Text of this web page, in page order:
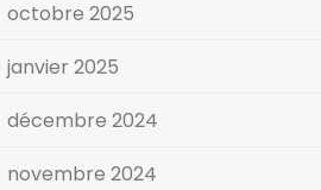
octobre 2025
janvier 2025
décembre 2024
novembre 2024